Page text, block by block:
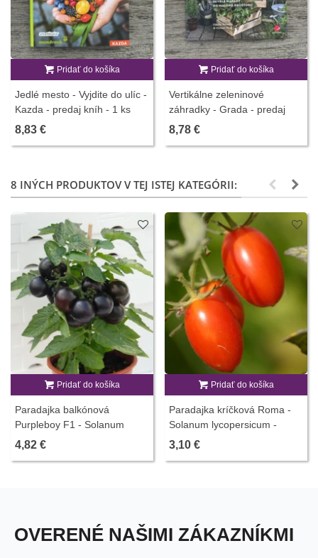
Pridať do košíka
Jedlé mesto - Vyjdite do ulíc -
Kazda - predaj kníh - 1 ks
8,83 €
Pridať do košíka
Vertikálne zeleninové
záhradky - Grada - predaj
kníh - 1 ks
8,78 €
8 INÝCH PRODUKTOV V TEJ ISTEJ KATEGÓRII:
Pridať do košíka
Paradajka balkónová
Purpleboy F1 - Solanum
lycopersicum - predaj semien
4,82 €
Pridať do košíka
Paradajka kríčková Roma -
Solanum lycopersicum -
Semená rajčiaku - 35 ks
3,10 €
OVERENÉ NAŠIMI ZÁKAZNÍKMI